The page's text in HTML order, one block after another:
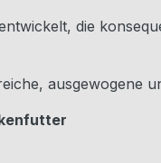
die
ausgewogene